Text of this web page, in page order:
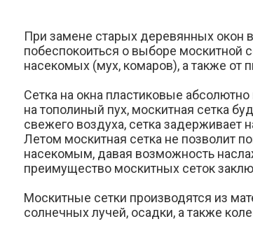
При замене старых деревянных окон
побеспокоиться о выборе москитной
насекомых (мух, комаров), а также от
Сетка на окна пластиковые абсолютно
на тополиный пух, москитная сетка
свежего воздуха, сетка задерживает
Летом москитная сетка не позволит
насекомым, давая возможность
преимущество москитных сеток
Москитные сетки производятся из
солнечных лучей, осадки, а также